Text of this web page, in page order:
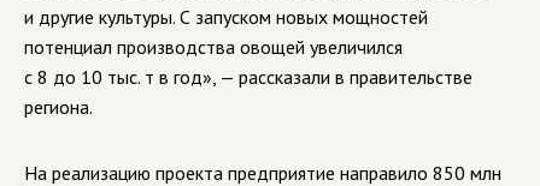
и другие культуры. С запуском новых мощностей
потенциал производства овощей увеличился
с 8 до 10 тыс. т в год», — рассказали в правительстве
региона.
На реализацию проекта предприятие направило 850 млн